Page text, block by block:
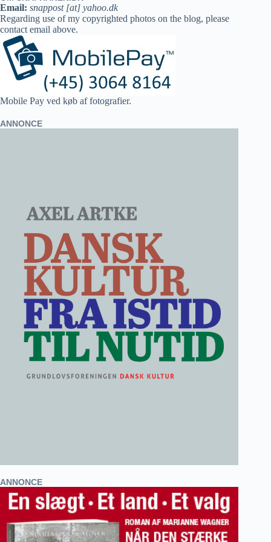
Email: snappost [at] yahoo.dk
Regarding use of my copyrighted photos on the blog, please
contact email above.
Mobile Pay ved køb af fotografier.
ANNONCE
ANNONCE